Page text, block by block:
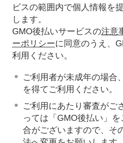
ビスの範囲内で個人情報を
します。
GMO後払いサービスの注意
ーポリシーに同意のうえ、
利用ください。
ご利用者が未成年の場合
を得てご利用ください。
ご利用にあたり審査がご
っては「GMO後払い」
合がございますので、そ